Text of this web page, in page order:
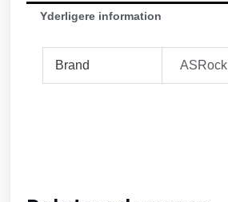
Yderligere information
Brand ASRock